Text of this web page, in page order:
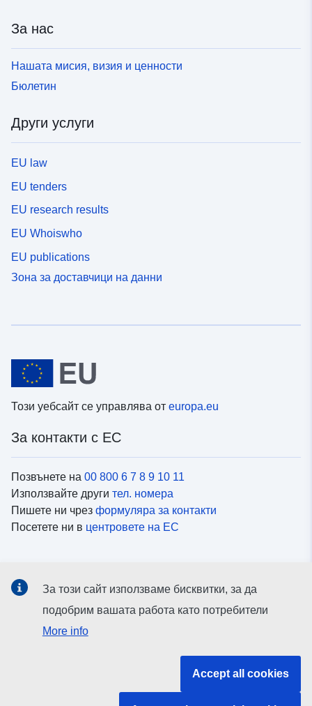
За нас
Нашата мисия, визия и ценности
Бюлетин
Други услуги
EU law
EU tenders
EU research results
EU Whoiswho
EU publications
Зона за доставчици на данни
Този уебсайт се управлява от europa.eu
За контакти с ЕС
Позвънете на 00 800 6 7 8 9 10 11
Използвайте други тел. номера
Пишете ни чрез формуляра за контакти
Посетете ни в центровете на ЕС
Вижте профили на ЕС в социалните медии
Институции и органи на ЕС
За този сайт използваме бисквитки, за да
подобрим вашата работа като потребители
More info
Accept all cookies